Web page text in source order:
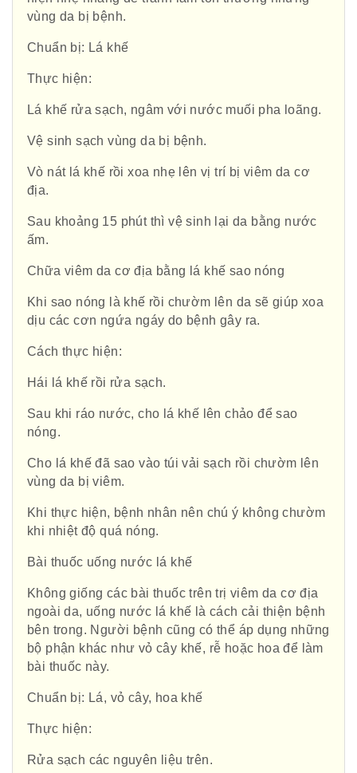
vùng da bị bệnh.
Chuẩn bị: Lá khế
Thực hiện:
Lá khế rửa sạch, ngâm với nước muối pha loãng.
Vệ sinh sạch vùng da bị bệnh.
Vò nát lá khế rồi xoa nhẹ lên vị trí bị viêm da cơ
địa.
Sau khoảng 15 phút thì vệ sinh lại da bằng nước
ấm.
Chữa viêm da cơ địa bằng lá khế sao nóng
Khi sao nóng là khế rồi chườm lên da sẽ giúp xoa
dịu các cơn ngứa ngáy do bệnh gây ra.
Cách thực hiện:
Hái lá khế rồi rửa sạch.
Sau khi ráo nước, cho lá khế lên chảo để sao
nóng.
Cho lá khế đã sao vào túi vải sạch rồi chườm lên
vùng da bị viêm.
Khi thực hiện, bệnh nhân nên chú ý không chườm
khi nhiệt độ quá nóng.
Bài thuốc uống nước lá khế
Không giống các bài thuốc trên trị viêm da cơ địa
ngoài da, uống nước lá khế là cách cải thiện bệnh
bên trong. Người bệnh cũng có thể áp dụng những
bộ phận khác như vỏ cây khế, rễ hoặc hoa để làm
bài thuốc này.
Chuẩn bị: Lá, vỏ cây, hoa khế
Thực hiện:
Rửa sạch các nguyên liệu trên.